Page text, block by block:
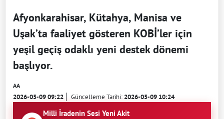
Afyonkarahisar, Kütahya, Manisa ve
Uşak’ta faaliyet gösteren KOBİ’ler için
yeşil geçiş odaklı yeni destek dönemi
başlıyor.
AA
2026-05-09 09:22 Güncelleme Tarihi:2026-05-09 10:24
Milli İradenin Sesi Yeni Akit